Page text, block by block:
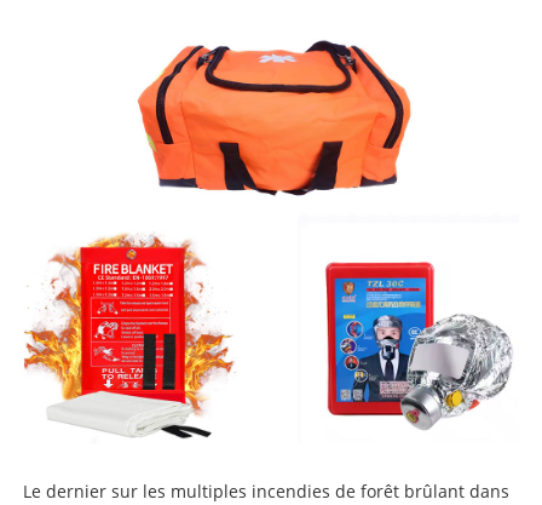
Le dernier sur les multiples incendies de forêt brûlant dans